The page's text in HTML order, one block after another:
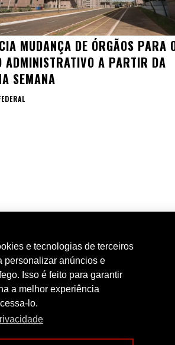
e tecnologias de terceiros
personalizar anúncios e
Isso é feito para garantir
a melhor experiência
lo.
MUDANÇA DE ÓRGÃOS PARA
ADMINISTRATIVO A PARTIR DA
SEMANA